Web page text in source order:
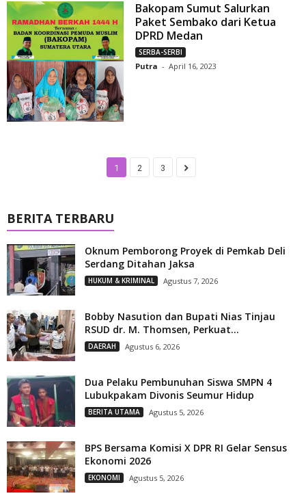
Bakopam Sumut Salurkan
Paket Sembako dari Ketua
DPRD Medan
SERBA-SERBI
Putra - April 16, 2023
1 2 3
BERITA TERBARU
Oknum Pemborong Proyek di Pemkab Deli
Serdang Ditahan Jaksa
HUKUM & KRIMINAL Agustus 7, 2026
Bobby Nasution dan Bupati Nias Tinjau
RSUD dr. M. Thomsen, Perkuat...
DAERAH Agustus 6, 2026
Dua Pelaku Pembunuhan Siswa SMPN 4
Lubukpakam Divonis Seumur Hidup
BERITA UTAMA Agustus 5, 2026
BPS Bersama Komisi X DPR RI Gelar Sensus
Ekonomi 2026
EKONOMI Agustus 5, 2026